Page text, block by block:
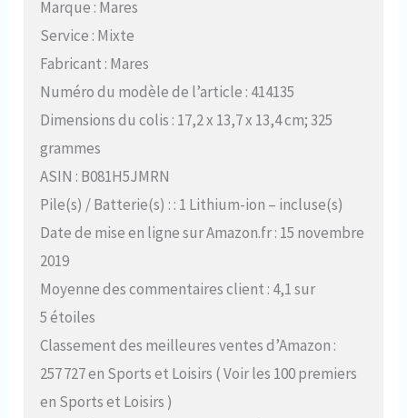
Marque : Mares
Service : Mixte
Fabricant : Mares
Numéro du modèle de l’article : 414135
Dimensions du colis : 17,2 x 13,7 x 13,4 cm; 325
grammes
ASIN : B081H5JMRN
Pile(s) / Batterie(s) : : 1 Lithium-ion – incluse(s)
Date de mise en ligne sur Amazon.fr : 15 novembre
2019
Moyenne des commentaires client : 4,1 sur
5 étoiles
Classement des meilleures ventes d’Amazon :
257 727 en Sports et Loisirs ( Voir les 100 premiers
en Sports et Loisirs )